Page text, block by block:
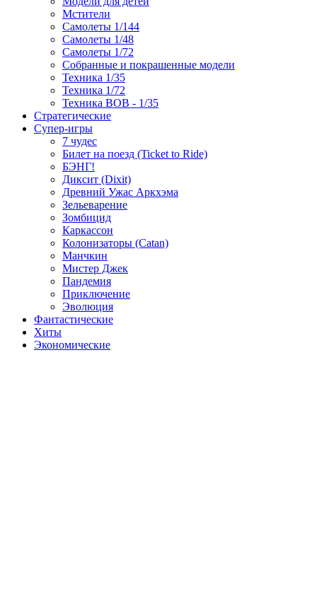
Мстители
Самолеты 1/144
Самолеты 1/48
Самолеты 1/72
Собранные и покрашенные модели
Техника 1/35
Техника 1/72
Техника ВОВ - 1/35
Стратегические
Супер-игры
7 чудес
Билет на поезд (Ticket to Ride)
БЭНГ!
Диксит (Dixit)
Древний Ужас Аркхэма
Зельеварение
Зомбицид
Каркассон
Колонизаторы (Catan)
Манчкин
Мистер Джек
Пандемия
Приключение
Эволюция
Фантастические
Хиты
Экономические